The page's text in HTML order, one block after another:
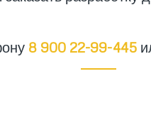
8 900 22-99-445